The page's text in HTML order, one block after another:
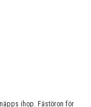
ihop. Fästöron för